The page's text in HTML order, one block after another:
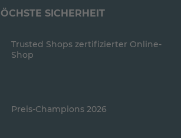
SICHERHEIT
Trusted Shops zertifizierter Online-
Shop
Preis-Champions 2026